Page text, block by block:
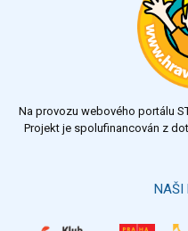
Výsledky
Na provozu webového portálu
Projekt je spolufinancován z
NAŠI